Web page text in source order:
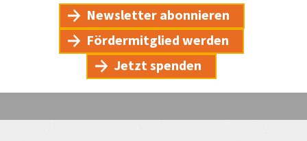
Newsletter abonnieren
Fördermitglied werden
Jetzt spenden